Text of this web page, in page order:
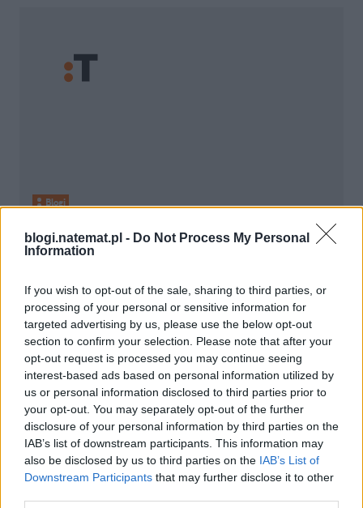
blogi.natemat.pl - Do Not Process My Personal
Information
If you wish to opt-out of the sale, sharing to third parties, or
processing of your personal or sensitive information for
targeted advertising by us, please use the below opt-out
section to confirm your selection. Please note that after your
opt-out request is processed you may continue seeing
interest-based ads based on personal information utilized by
us or personal information disclosed to third parties prior to
your opt-out. You may separately opt-out of the further
disclosure of your personal information by third parties on the
IAB’s list of downstream participants. This information may
also be disclosed by us to third parties on the IAB’s List of
Downstream Participants that may further disclose it to other
Blogi
10 kwietnia 2012, 00:31